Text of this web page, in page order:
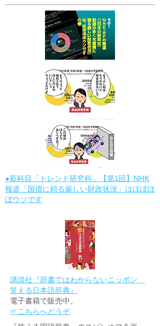
●新科目「トレンド研究科」【第1回】NHK
報道「国債に頼る厳しい財政状況」はほぼほ
ぼウソです
講談社『辞書ではわからないニッポン
笑える日本語辞典』
電子書籍で販売中。
☞こちらへどうぞ